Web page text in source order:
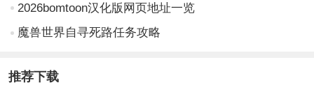
2026bomtoon汉化版网页地址一览
魔兽世界自寻死路任务攻略
推荐下载